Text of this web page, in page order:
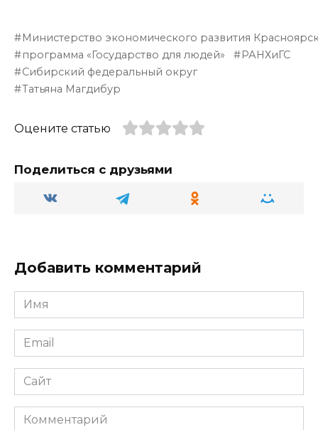
e
g
ra
m
n
o
kl
a
ss
ki
a
ts
A
p
er п
р
а
и
т
Министерство экономического развития
программа «Государство для людей»
РАНХиГС
Сибирский федеральный округ
Татьяна Магдибур
Оцените статью
Поделиться с друзьями
Добавить комментарий
Имя
Email
Сайт
Комментарий